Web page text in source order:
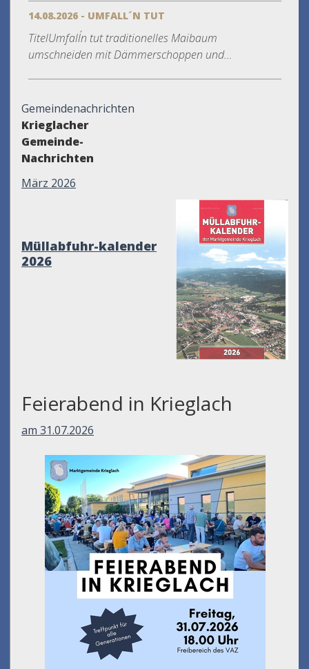
14.08.2026 - UMFALL´N TUT
TitelUmfall´n tut traditionelles Maibaum
umschneiden mit Dämmerschoppen und...
Gemeindenachrichten
Krieglacher
Gemeinde-
Nachrichten
März 2026
Müllabfuhr-kalender
2026
Feierabend in Krieglach
am 31.07.2026